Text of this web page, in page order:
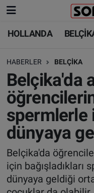
HOLLANDA
HABERLER BELÇİKA
Belçika'da
spermlerle
dünyaya
Belçika'da
için bağışladıkları
dünyaya geldiği
HOLLANDA
BELÇİKA
ALMANYA
FRANSA
AVUSTURYA
SAĞLIK - YAŞAM
HOLLANDA
BELÇİKA
ALMANYA
TÜRKİYE
DÜNYA
BİLİM-
Nöbetçi
Hava Durumu
Trafik Durumu
Süper Lig Puan
Tüm Manşetler
Son Dakika